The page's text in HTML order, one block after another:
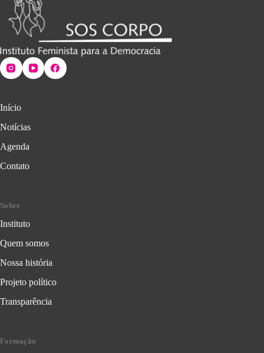
Início
Notícias
Agenda
Contato
Sobre
Instituto
Quem somos
Nossa história
Projeto político
Transparência
Formação